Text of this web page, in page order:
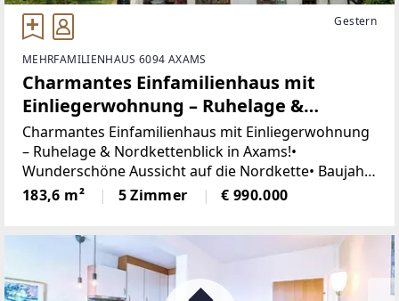
Gestern
MEHRFAMILIENHAUS 6094 AXAMS
Charmantes Einfamilienhaus mit
Einliegerwohnung – Ruhelage &
Nordkettenblick in Axams!
Charmantes Einfamilienhaus mit Einliegerwohnung
– Ruhelage & Nordkettenblick in Axams!•
Wunderschöne Aussicht auf die Nordkette• Baujahr:
ca. 1984• Grundstücksgröße 912m²• Wohnfläche: ca.
183,6 m²• 5 Zimmer (4 Schlafzimmer)•
183,6 m² 5 Zimmer € 990.000